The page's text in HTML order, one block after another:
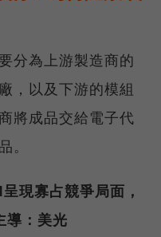
分為上游製造商的
，以及下游的模組
將成品交給電子代
。
現寡占競爭局面，
導：美光